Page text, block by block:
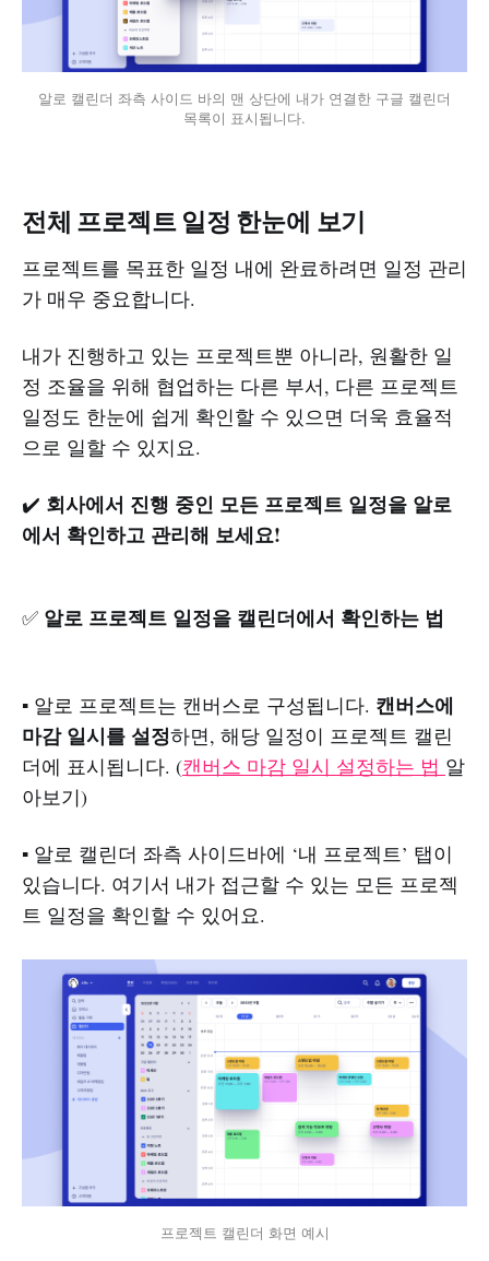
알로 캘린더 좌측 사이드 바의 맨 상단에 내가 연결한 구글 캘린더
목록이 표시됩니다.
전체 프로젝트 일정 한눈에 보기
프로젝트를 목표한 일정 내에 완료하려면 일정 관리
가 매우 중요합니다.
내가 진행하고 있는 프로젝트뿐 아니라, 원활한 일
정 조율을 위해 협업하는 다른 부서, 다른 프로젝트
일정도 한눈에 쉽게 확인할 수 있으면 더욱 효율적
으로 일할 수 있지요.
✔️ 회사에서 진행 중인 모든 프로젝트 일정을 알로
에서 확인하고 관리해 보세요!
✅ 알로 프로젝트 일정을 캘린더에서 확인하는 법
▪️ 알로 프로젝트는 캔버스로 구성됩니다. 캔버스에
마감 일시를 설정하면, 해당 일정이 프로젝트 캘린
더에 표시됩니다. (캔버스 마감 일시 설정하는 법 알
아보기)
▪️ 알로 캘린더 좌측 사이드바에 ‘내 프로젝트’ 탭이
있습니다. 여기서 내가 접근할 수 있는 모든 프로젝
트 일정을 확인할 수 있어요.
프로젝트 캘린더 화면 예시